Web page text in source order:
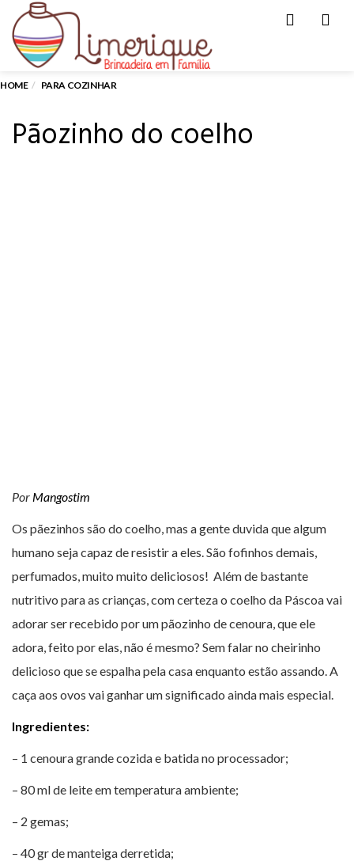
HOME PARA COZINHAR
Pãozinho do coelho
Por Mangostim
Os pãezinhos são do coelho, mas a gente duvida que algum
humano seja capaz de resistir a eles. São fofinhos demais,
perfumados, muito muito deliciosos! Além de bastante
nutritivo para as crianças, com certeza o coelho da Páscoa vai
adorar ser recebido por um pãozinho de cenoura, que ele
adora, feito por elas, não é mesmo? Sem falar no cheirinho
delicioso que se espalha pela casa enquanto estão assando. A
caça aos ovos vai ganhar um significado ainda mais especial.
Ingredientes:
– 1 cenoura grande cozida e batida no processador;
– 80 ml de leite em temperatura ambiente;
– 2 gemas;
– 40 gr de manteiga derretida;